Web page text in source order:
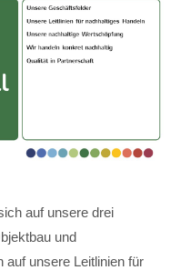
auf unsere drei
und
auf unsere Leitlinien für